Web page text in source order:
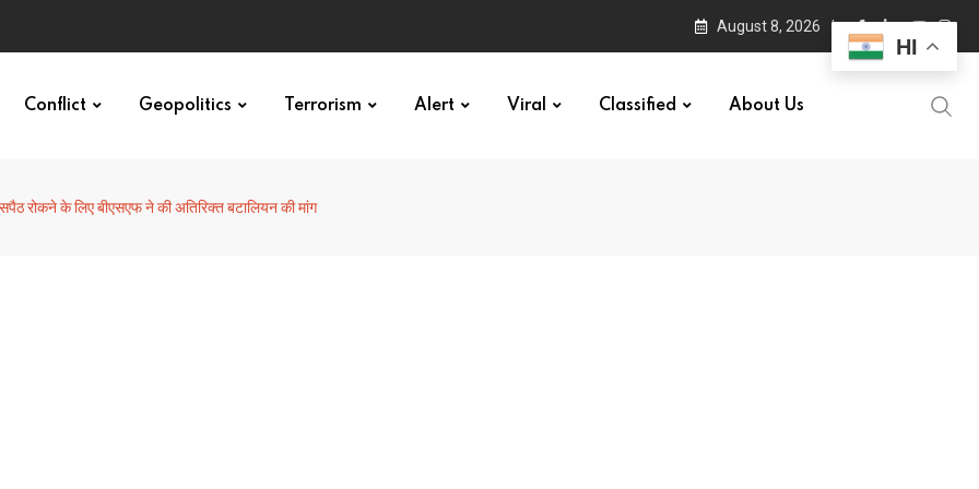
August 8, 2026
Conflict Geopolitics Terrorism Alert Viral Classified About Us
रोकने के लिए बीएसएफ ने की अतिरिक्त बटालियन की मांग
HI